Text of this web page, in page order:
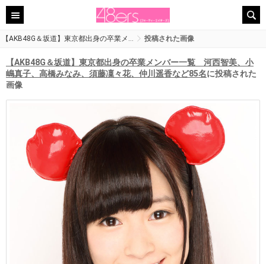
【AKB48G＆坂道】東京都出身の卒業メ… 投稿された画像
【AKB48G＆坂道】東京都出身の卒業メンバー一覧 河西智美、小
嶋真子、高橋みなみ、須藤凜々花、仲川遥香など85名に投稿された
画像